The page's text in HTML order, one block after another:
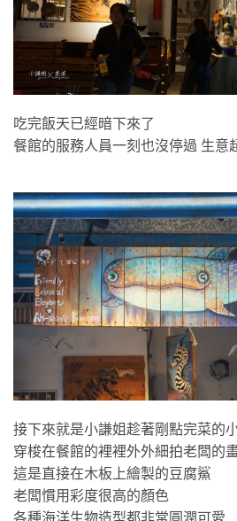
吃完飯天已經暗下來了
餐館的服務人員一刻也沒停過 生意
接下來就是小謙姐趁著剛點完菜的
穿梭在餐館的裡裡外外細拍老闆的
這是直接在木板上繪製的豆腐鯊
老闆慣用彩度很高的顏色